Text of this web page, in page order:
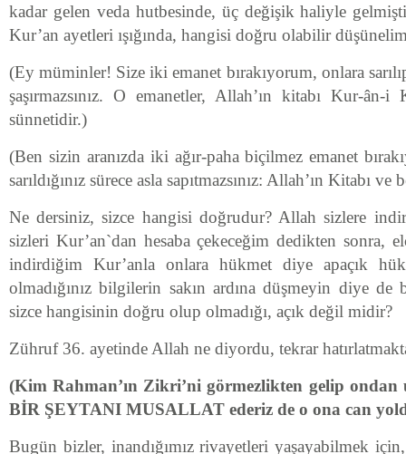
kadar gelen veda hutbesinde, üç değişik haliyle
Kur’an ayetleri ışığında, hangisi doğru olabilir
(Ey müminler! Size iki emanet bırakıyorum, onlara
şaşırmazsınız. O emanetler, Allah’ın kitabı Kur-
sünnetidir.)
(Ben sizin aranızda iki ağır-paha biçilmez emanet
sarıldığınız sürece asla sapıtmazsınız: Allah’ın Kitabı
Ne dersiniz, sizce hangisi doğrudur? Allah sizlere
sizleri Kur’an`dan hesaba çekeceğim dedikten sonra,
indirdiğim Kur’anla onlara hükmet diye apaçık
olmadığınız bilgilerin sakın ardına düşmeyin diye de
sizce hangisinin doğru olup olmadığı, açık değil midir?
Zühruf 36. ayetinde Allah ne diyordu, tekrar
(Kim Rahman’ın Zikri’ni görmezlikten gelip ondan
BİR ŞEYTANI MUSALLAT ederiz de o ona can
Bugün bizler, inandığımız rivayetleri yaşayabilmek